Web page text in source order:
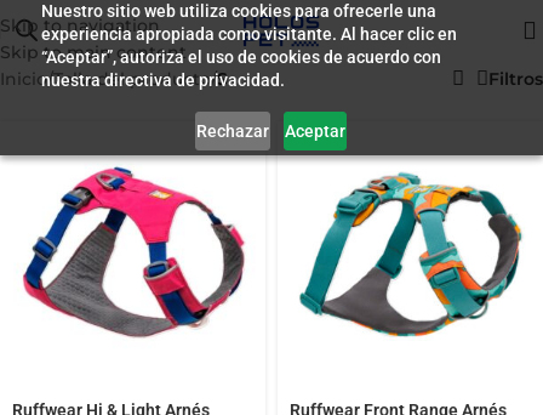
Nuestro sitio web utiliza cookies para ofrecerle una
experiencia apropiada como visitante. Al hacer clic en
“Aceptar”, autoriza el uso de cookies de acuerdo con
nuestra directiva de privacidad.
Rechazar Aceptar
Skip to navigation
Skip to main content
Inicio/Talla del producto/S Filtros
Ruffwear Hi & Light Arnés
Ruffwear Front Range Arnés